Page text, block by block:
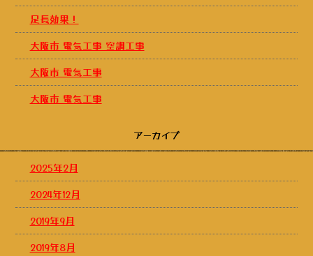
足長効果！
大阪市 電気工事 空調工事
大阪市 電気工事
大阪市 電気工事
アーカイブ
2025年2月
2024年12月
2019年9月
2019年8月